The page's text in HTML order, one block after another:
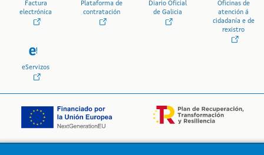
Factura
electrónica
Plataforma de
contratación
Diario Oficial
de Galicia
Oficinas de
atención á
cidadanía e de
rexistro
eServizos